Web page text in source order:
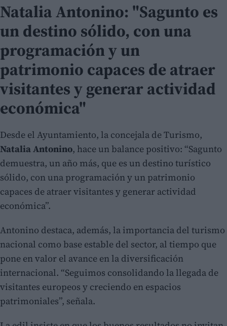
Natalia Antonino: "Sagunto es
un destino sólido, con una
programación y un
patrimonio capaces de atraer
visitantes y generar actividad
económica"
Desde el Ayuntamiento, la concejala de Turismo,
Natalia Antonino, hace un balance positivo: “Sagunto
demuestra, un año más, que es un destino turístico
sólido, con una programación y un patrimonio
capaces de atraer visitantes y generar actividad
económica”.
Antonino destaca, además, la importancia del turismo
nacional como base estable del sector, al tiempo que
pone en valor el avance en la diversificación
internacional. “Seguimos consolidando la llegada de
visitantes europeos y creciendo en espacios
patrimoniales”, señala.